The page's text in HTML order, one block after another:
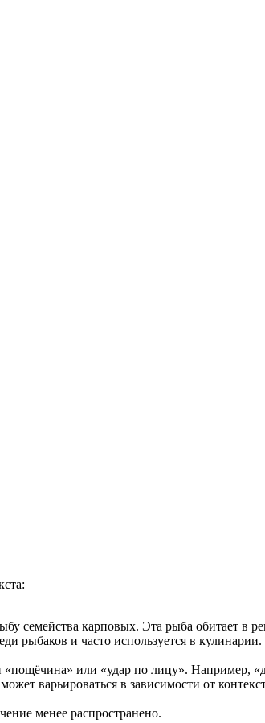
семейства карповых. Эта рыба обитает в
рыбаков и часто используется в
или «удар по лицу». Например,
варьироваться в зависимости от
менее распространено.